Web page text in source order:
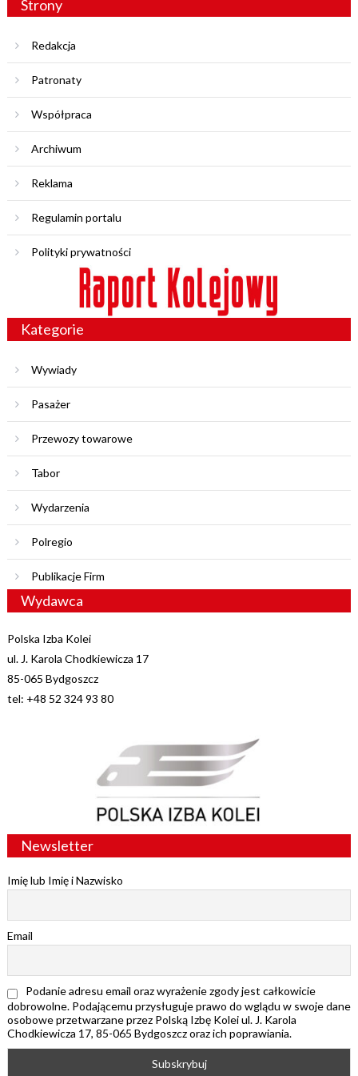
Strony
Redakcja
Patronaty
Współpraca
Archiwum
Reklama
Regulamin portalu
Polityki prywatności
Kategorie
Wywiady
Pasażer
Przewozy towarowe
Tabor
Wydarzenia
Polregio
Publikacje Firm
Wydawca
Polska Izba Kolei
ul. J. Karola Chodkiewicza 17
85-065 Bydgoszcz
tel: +48 52 324 93 80
Newsletter
Imię lub Imię i Nazwisko
Email
Podanie adresu email oraz wyrażenie zgody jest całkowicie
dobrowolne. Podającemu przysługuje prawo do wglądu w swoje dane
osobowe przetwarzane przez Polską Izbę Kolei ul. J. Karola
Chodkiewicza 17, 85-065 Bydgoszcz oraz ich poprawiania.